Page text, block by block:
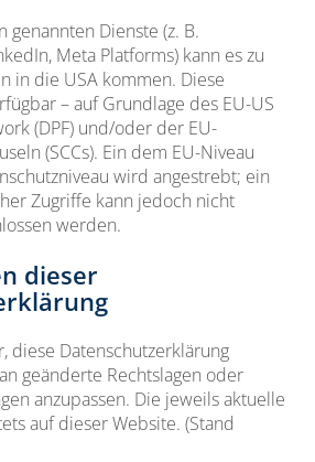
genannten Dienste (z. B.
Meta Platforms) kann es zu
in die USA kommen. Diese
– auf Grundlage des EU-US
(DPF) und/oder der EU-
(SCCs). Ein dem EU-Niveau
wird angestrebt; ein
Zugriffe kann jedoch nicht
werden.
dieser
diese Datenschutzerklärung
geänderte Rechtslagen oder
anzupassen. Die jeweils aktuelle
auf dieser Website. (Stand